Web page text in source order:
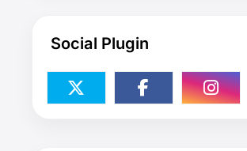
Social Plugin